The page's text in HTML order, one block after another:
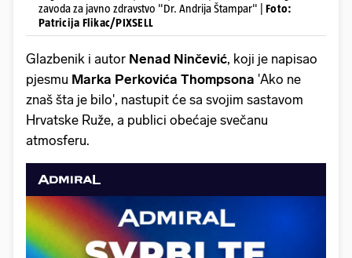
zavoda za javno zdravstvo "Dr. Andrija Štampar" | Foto:
Patricija Flikac/PIXSELL
Glazbenik i autor Nenad Ninčević, koji je napisao
pjesmu Marka Perkovića Thompsona 'Ako ne
znaš šta je bilo', nastupit će sa svojim sastavom
Hrvatske Ruže, a publici obećaje svečanu
atmosferu.